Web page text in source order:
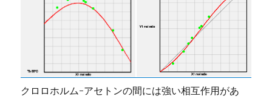
クロロホルム-アセトンの間には強い相互作用があ